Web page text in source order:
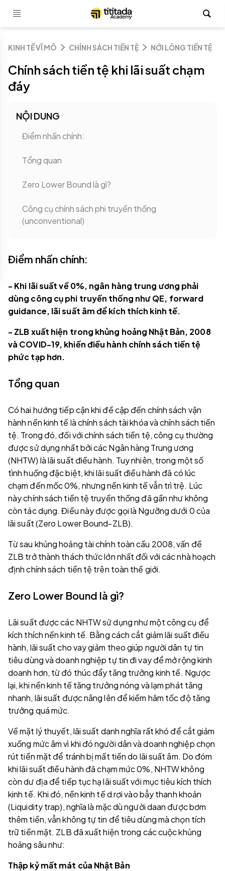
KINH TẾ VĨ MÔ CHÍNH SÁCH TIỀN TỆ NỚI LỎNG TIỀN TỆ
Chính sách tiền tệ khi lãi suất chạm
đáy
NỘI DUNG
Điểm nhấn chính:
Tổng quan
Zero Lower Bound là gì?
Công cụ chính sách phi truyền thống
(unconventional)
Điểm nhấn chính:
- Khi lãi suất về 0%, ngân hàng trung ương phải
dùng công cụ phi truyền thống như QE, forward
guidance, lãi suất âm để kích thích kinh tế.
- ZLB xuất hiện trong khủng hoảng Nhật Bản, 2008
và COVID-19, khiến điều hành chính sách tiền tệ
phức tạp hơn.
Tổng quan
Có hai hướng tiếp cận khi đề cập đến chính sách vận
hành nền kinh tế là chính sách tài khóa và chính sách tiền
tệ. Trong đó, đối với chính sách tiền tệ, công cụ thường
được sử dụng nhất bởi các Ngân hàng Trung ương
(NHTW) là lãi suất điều hành. Tuy nhiên, trong một số
tình huống đặc biệt, khi lãi suất điều hành đã có lúc
chạm đến mốc 0%, nhưng nền kinh tế vẫn trì trệ. Lúc
này chính sách tiền tệ truyền thống đã gần như không
còn tác dụng. Điều này được gọi là Ngưỡng dưới 0 của
lãi suất (Zero Lower Bound-ZLB).
Từ sau khủng hoảng tài chính toàn cầu 2008, vấn đề
ZLB trở thành thách thức lớn nhất đối với các nhà hoạch
định chính sách tiền tệ trên toàn thế giới.
Zero Lower Bound là gì?
Lãi suất được các NHTW sử dụng như một công cụ để
kích thích nền kinh tế. Bằng cách cắt giảm lãi suất điều
hành, lãi suất cho vay giảm theo giúp người dân tự tin
tiêu dùng và doanh nghiệp tự tin đi vay để mở rộng kinh
doanh hơn, từ đó thúc đẩy tăng trưởng kinh tế. Ngược
lại, khi nền kinh tế tăng trưởng nóng và lạm phát tăng
nhanh, lãi suất được nâng lên để kiềm hãm tốc độ tăng
trưởng quá mức.
Về mặt lý thuyết, lãi suất danh nghĩa rất khó để cắt giảm
xuống mức âm vì khi đó người dân và doanh nghiệp chọn
rút tiền mặt để tránh bị mất tiền do lãi suất âm. Do đóm
khi lãi suất điều hành đã chạm mức 0%, NHTW không
còn dư địa để tiếp tục hạ lãi suất với mục tiêu kích thích
kinh tế. Khi đó, nền kinh tế d rơi vào bẫy thanh khoản
(Liquidity trap), nghĩa là mặc dù người daan được bơm
thêm tiền, vẫn không tự tin để tiêu dùng mà chọn tích
trữ tiền mặt. ZLB đã xuất hiện trong các cuộc khủng
hoảng sâu như:
Thập kỷ mất mát của Nhật Bản